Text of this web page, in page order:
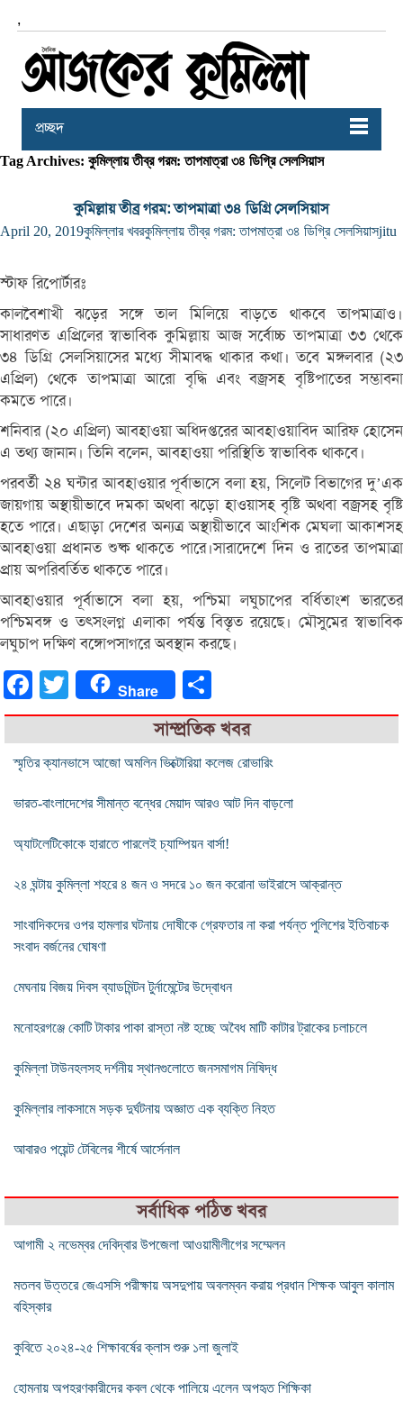
,
প্রচ্ছদ
Tag Archives: কুমিল্লায় তীব্র গরম: তাপমাত্রা ৩৪ ডিগ্রি সেলসিয়াস
কুমিল্লায় তীব্র গরম: তাপমাত্রা ৩৪ ডিগ্রি সেলসিয়াস
April 20, 2019কুমিল্লার খবরকুমিল্লায় তীব্র গরম: তাপমাত্রা ৩৪ ডিগ্রি সেলসিয়াসjitu
স্টাফ রিপোর্টারঃ
কালবৈশাখী ঝড়ের সঙ্গে তাল মিলিয়ে বাড়তে থাকবে তাপমাত্রাও।
সাধারণত এপ্রিলের স্বাভাবিক কুমিল্লায় আজ সর্বোচ্চ তাপমাত্রা ৩৩ থেকে
৩৪ ডিগ্রি সেলসিয়াসের মধ্যে সীমাবদ্ধ থাকার কথা। তবে মঙ্গলবার (২৩
এপ্রিল) থেকে তাপমাত্রা আরো বৃদ্ধি এবং বজ্রসহ বৃষ্টিপাতের সম্ভাবনা
কমতে পারে।
শনিবার (২০ এপ্রিল) আবহাওয়া অধিদপ্তরের আবহাওয়াবিদ আরিফ হোসেন
এ তথ্য জানান। তিনি বলেন, আবহাওয়া পরিস্থিতি স্বাভাবিক থাকবে।
পরবর্তী ২৪ ঘন্টার আবহাওয়ার পূর্বাভাসে বলা হয়, সিলেট বিভাগের দু’এক
জায়গায় অস্থায়ীভাবে দমকা অথবা ঝড়ো হাওয়াসহ বৃষ্টি অথবা বজ্রসহ বৃষ্টি
হতে পারে। এছাড়া দেশের অন্যত্র অস্থায়ীভাবে আংশিক মেঘলা আকাশসহ
আবহাওয়া প্রধানত শুষ্ক থাকতে পারে।সারাদেশে দিন ও রাতের তাপমাত্রা
প্রায় অপরিবর্তিত থাকতে পারে।
আবহাওয়ার পূর্বাভাসে বলা হয়, পশ্চিমা লঘুচাপের বর্ধিতাংশ ভারতের
পশ্চিমবঙ্গ ও তত্সংলগ্ন এলাকা পর্যন্ত বিস্তৃত রয়েছে। মৌসুমের স্বাভাবিক
লঘুচাপ দক্ষিণ বঙ্গোপসাগরে অবস্থান করছে।
FacebookTwitter Share
সাম্প্রতিক খবর
স্মৃতির ক্যানভাসে আজো অমলিন ভিক্টোরিয়া কলেজ রোভারিং
ভারত-বাংলাদেশের সীমান্ত বন্ধের মেয়াদ আরও আট দিন বাড়লো
অ্যাটলেটিকোকে হারাতে পারলেই চ্যাম্পিয়ন বার্সা!
২৪ ঘন্টায় কুমিল্লা শহরে ৪ জন ও সদরে ১০ জন করোনা ভাইরাসে আক্রান্ত
সাংবাদিকদের ওপর হামলার ঘটনায় দোষীকে গ্রেফতার না করা পর্যন্ত পুলিশের ইতিবাচক
সংবাদ বর্জনের ঘোষণা
মেঘনায় বিজয় দিবস ব্যাডমিন্টন টুর্নামেন্টের উদ্বোধন
মনোহরগঞ্জে কোটি টাকার পাকা রাস্তা নষ্ট হচ্ছে অবৈধ মাটি কাটার ট্রাকের চলাচলে
কুমিল্লা টাউনহলসহ দর্শনীয় স্থানগুলোতে জনসমাগম নিষিদ্ধ
কুমিল্লার লাকসামে সড়ক দুর্ঘটনায় অজ্ঞাত এক ব্যক্তি নিহত
আবারও পয়েন্ট টেবিলের শীর্ষে আর্সেনাল
সর্বাধিক পঠিত খবর
আগামী ২ নভেম্বর দেবিদ্বার উপজেলা আওয়ামীলীগের সম্মেলন
মতলব উত্তরে জেএসসি পরীক্ষায় অসদুপায় অবলম্বন করায় প্রধান শিক্ষক আবুল কালাম
বহিস্কার
কুবিতে ২০২৪-২৫ শিক্ষাবর্ষের ক্লাস শুরু ১লা জুলাই
হোমনায় অপহরণকারীদের কবল থেকে পালিয়ে এলেন অপহৃত শিক্ষিকা